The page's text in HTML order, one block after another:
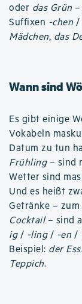
oder das Grün
Suffixen -chen /
Mädchen, das
Wann sind
Es gibt einige
Vokabeln
Datum zu tun
Frühling– sind
Wetter sind
Und es heißt
Getränke – zum
Cocktail– sind
ig/ -ling/ -en /
Beispiel: der
Teppich.